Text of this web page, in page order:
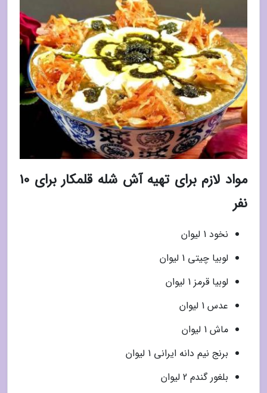
مواد لازم برای تهیه آش شله قلمکار برای 10
نفر
نخود 1 لیوان
لوبیا چیتی 1 لیوان
لوبیا قرمز 1 لیوان
عدس 1 لیوان
ماش 1 لیوان
برنج نیم دانه ایرانی 1 لیوان
بلغور گندم 2 لیوان